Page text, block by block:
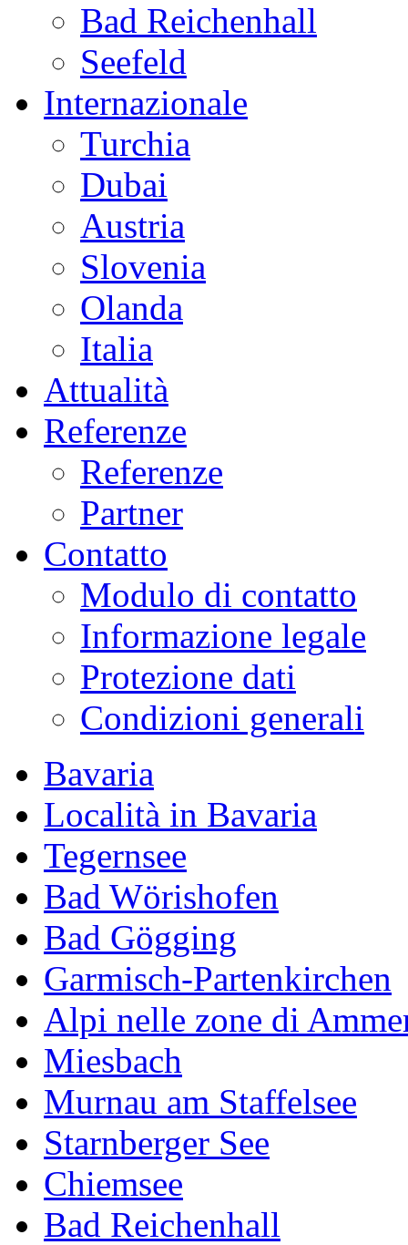
Bad Reichenhall
Seefeld
Internazionale
Turchia
Dubai
Austria
Slovenia
Olanda
Italia
Attualità
Referenze
Referenze
Partner
Contatto
Modulo di contatto
Informazione legale
Protezione dati
Condizioni generali
Bavaria
Località in Bavaria
Tegernsee
Bad Wörishofen
Bad Gögging
Garmisch-Partenkirchen
Alpi nelle zone di
Miesbach
Murnau am Staffelsee
Starnberger See
Chiemsee
Bad Reichenhall